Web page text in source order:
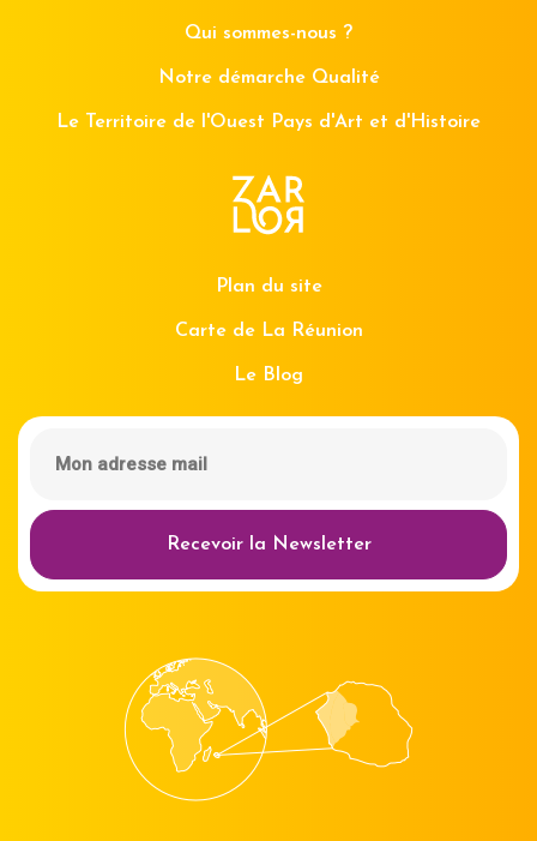
Qui sommes-nous ?
Notre démarche Qualité
Le Territoire de l'Ouest Pays d'Art et d'Histoire
Plan du site
Carte de La Réunion
Le Blog
Recevoir la Newsletter